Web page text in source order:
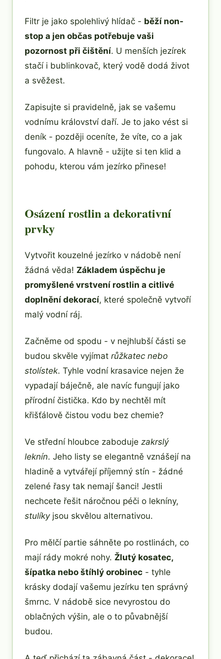
Filtr je jako spolehlivý hlídač - běží non-
stop a jen občas potřebuje vaši
pozornost při čištění. U menších jezírek
stačí i bublinkovač, který vodě dodá život
a svěžest.
Zapisujte si pravidelně, jak se vašemu
vodnímu království daří. Je to jako vést si
deník - později oceníte, že víte, co a jak
fungovalo. A hlavně - užijte si ten klid a
pohodu, kterou vám jezírko přinese!
Osázení rostlin a dekorativní
prvky
Vytvořit kouzelné jezírko v nádobě není
žádná věda! Základem úspěchu je
promyšlené vrstvení rostlin a citlivé
doplnění dekorací, které společně vytvoří
malý vodní ráj.
Začněme od spodu - v nejhlubší části se
budou skvěle vyjímat růžkatec nebo
stolístek. Tyhle vodní krasavice nejen že
vypadají báječně, ale navíc fungují jako
přírodní čistička. Kdo by nechtěl mít
křišťálově čistou vodu bez chemie?
Ve střední hloubce zaboduje zakrslý
leknín. Jeho listy se elegantně vznášejí na
hladině a vytvářejí příjemný stín - žádné
zelené řasy tak nemají šanci! Jestli
nechcete řešit náročnou péči o lekníny,
stulíkyjsou skvělou alternativou.
Pro mělčí partie sáhněte po rostlinách, co
mají rády mokré nohy. Žlutý kosatec,
šípatka nebo štíhlý orobinec - tyhle
krásky dodají vašemu jezírku ten správný
šmrnc. V nádobě sice nevyrostou do
oblačných výšin, ale o to půvabnější
budou.